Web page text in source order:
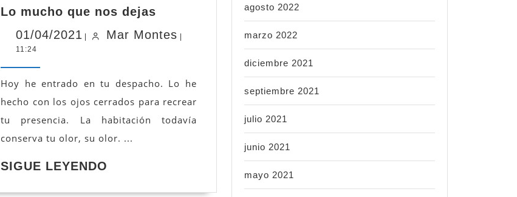
Lo mucho que nos dejas
que
01/04/2021 01/04/2021
| Mar Montes Mar
|
11:24
Hoy he entrado en tu despacho. Lo he
hecho con los ojos cerrados para recrear
tu presencia. La habitación todavía
conserva tu olor, su olor. ...
SIGUE LEYENDO
agosto 2022
marzo 2022
diciembre 2021
septiembre 2021
julio 2021
junio 2021
mayo 2021